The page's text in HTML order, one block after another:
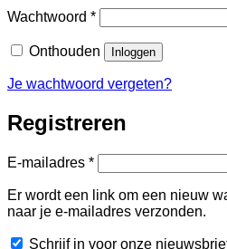
Wachtwoord *Vereist
Onthouden Inloggen
Je wachtwoord vergeten?
Registreren
E-mailadres *Vereist
Er wordt een link om een nieuw
naar je e-mailadres verzonden.
Schrijf in voor onze